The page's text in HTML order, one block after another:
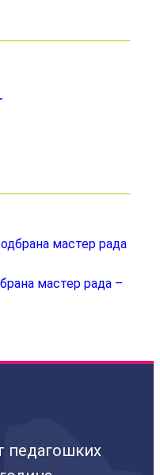
мастер рада
мастер рада –
педагошких